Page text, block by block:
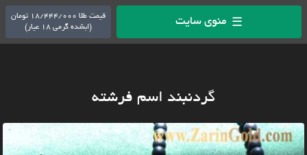
☰ منوی سایت
قیمت طلا 18/444/000 تومان
(ابشده گرمی 18 عیار)
گردنبند اسم فرشته